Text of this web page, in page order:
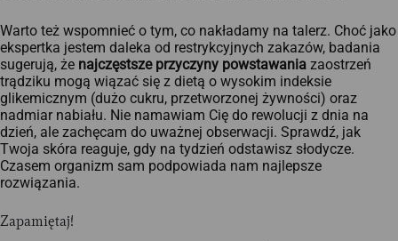
Warto też wspomnieć o tym, co nakładamy na talerz. Choć jako
ekspertka jestem daleka od restrykcyjnych zakazów, badania
sugerują, że najczęstsze przyczyny powstawania zaostrzeń
trądziku mogą wiązać się z dietą o wysokim indeksie
glikemicznym (dużo cukru, przetworzonej żywności) oraz
nadmiar nabiału. Nie namawiam Cię do rewolucji z dnia na
dzień, ale zachęcam do uważnej obserwacji. Sprawdź, jak
Twoja skóra reaguje, gdy na tydzień odstawisz słodycze.
Czasem organizm sam podpowiada nam najlepsze
rozwiązania.
Zapamiętaj!